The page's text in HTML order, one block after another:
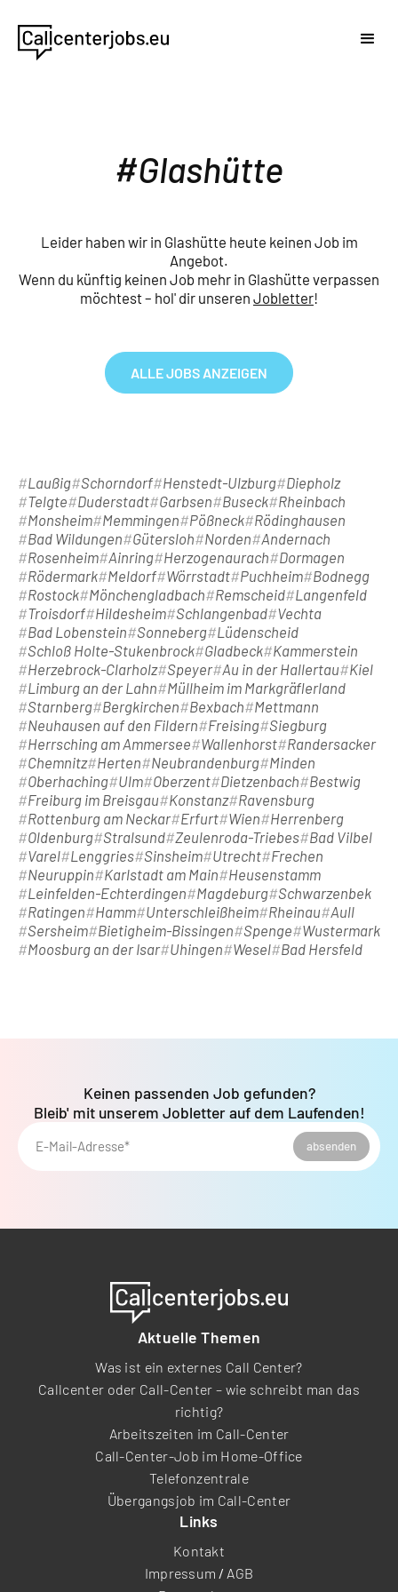
Glashütte
Leider haben wir in Glashütte heute keinen Job im
Angebot.
Wenn du künftig keinen Job mehr in Glashütte verpassen
möchtest – hol' dir unseren Jobletter!
ALLE JOBS ANZEIGEN
Laußig Schorndorf Henstedt-Ulzburg Diepholz
Telgte
Duderstadt Garbsen Buseck Rheinbach
Monsheim Memmingen Pößneck Rödinghausen
Bad Wildungen
Gütersloh Norden Andernach
Rosenheim Ainring Herzogenaurach
Dormagen
Rödermark Meldorf Wörrstadt Puchheim Bodnegg
Rostock Mönchengladbach Remscheid Langenfeld
Troisdorf Hildesheim Schlangenbad Vechta
Bad Lobenstein
Sonneberg Lüdenscheid
Schloß Holte-Stukenbrock Gladbeck Kammerstein
Herzebrock-Clarholz Speyer Au in der Hallertau
Kiel
Limburg an der Lahn
Müllheim im Markgräflerland
Starnberg Bergkirchen Bexbach
Mettmann
Neuhausen auf den Fildern
Freising Siegburg
Herrsching am Ammersee
Wallenhorst Randersacker
Chemnitz Herten Neubrandenburg Minden
Oberhaching Ulm Oberzent Dietzenbach
Bestwig
Freiburg im Breisgau
Konstanz Ravensburg
Rottenburg am Neckar Erfurt Wien
Herrenberg
Oldenburg Stralsund Zeulenroda-Triebes Bad Vilbel
Varel Lenggries Sinsheim Utrecht Frechen
Neuruppin
Karlstadt am Main
Heusenstamm
Leinfelden-Echterdingen
Magdeburg Schwarzenbek
Ratingen
Hamm Unterschleißheim Rheinau Aull
Sersheim Bietigheim-Bissingen Spenge
Wustermark
Moosburg an der Isar Uhingen Wesel Bad Hersfeld
E-Mail-Adresse* absenden
Keinen passenden Job gefunden?
Bleib' mit unserem Jobletter auf dem Laufenden!
Aktuelle Themen
Was ist ein externes Call Center?
Callcenter oder Call-Center – wie schreibt man das
richtig?
Arbeitszeiten im Call-Center
Call-Center-Job im Home-Office
Telefonzentrale
Übergangsjob im Call-Center
Links
Kontakt
Impressum / AGB